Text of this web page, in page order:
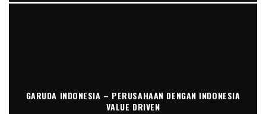
GARUDA INDONESIA – PERUSAHAAN DENGAN INDONESIA
VALUE DRIVEN